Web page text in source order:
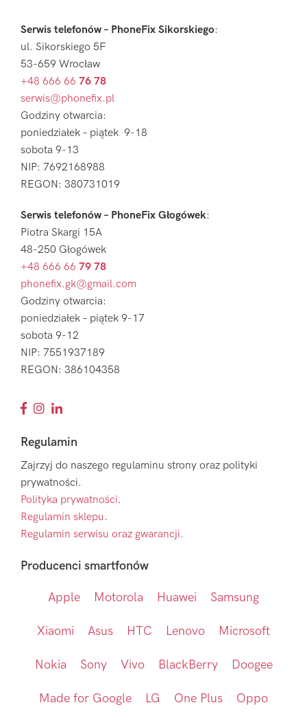
Serwis telefonów – PhoneFix Sikorskiego:
ul. Sikorskiego 5F
53-659 Wrocław
+48 666 66 76 78
serwis@phonefix.pl
Godziny otwarcia:
poniedziałek – piątek 9-18
sobota 9-13
NIP: 7692168988
REGON: 380731019
Serwis telefonów – PhoneFix Głogówek:
Piotra Skargi 15A
48-250 Głogówek
+48 666 66 79 78
phonefix.gk@gmail.com
Godziny otwarcia:
poniedziałek – piątek 9-17
sobota 9-12
NIP: 7551937189
REGON: 386104358
Regulamin
Zajrzyj do naszego regulaminu strony oraz polityki
prywatności.
Polityka prywatności.
Regulamin sklepu.
Regulamin serwisu oraz gwarancji.
Producenci smartfonów
Apple Motorola Huawei Samsung
Xiaomi Asus HTC Lenovo Microsoft
Nokia Sony Vivo BlackBerry Doogee
Made for Google LG One Plus Oppo